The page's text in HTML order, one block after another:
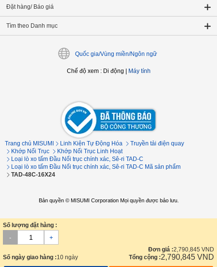
Đặt hàng/ Báo giá
Tìm theo Danh mục
Quốc gia/Vùng miền/Ngôn ngữ
Chế độ xem: Di động Máy tính
Trang chủ MISUMI Linh Kiện Tự Động Hóa
Truyền tải điện quay
Khớp Nối Trục
Khớp Nối Trục Linh Hoạt
Loại lò xo tấm Đầu Nối trục chính xác, Sê-ri TAD-C
Loại lò xo tấm Đầu Nối trục chính xác, Sê-ri TAD-C Mã sản phẩm
TAD-48C-16X24
Bản quyền © MISUMI Corporation Mọi quyền được bảo lưu.
Số lượng đặt hàng :
- +
Số ngày giao hàng :10 ngày
Đơn giá :2,790,845 VND
Tổng cộng :2,790,845 VND